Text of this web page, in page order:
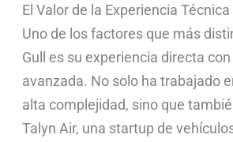
El Valor de la Experiencia
Uno de los factores que más
Gull es su experiencia directa
avanzada. No solo ha trabajado
alta complejidad, sino que
Talyn Air, una startup de